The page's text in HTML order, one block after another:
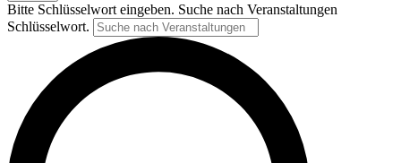
Bitte Schlüsselwort eingeben. Suche nach Veranstaltungen
Schlüsselwort.